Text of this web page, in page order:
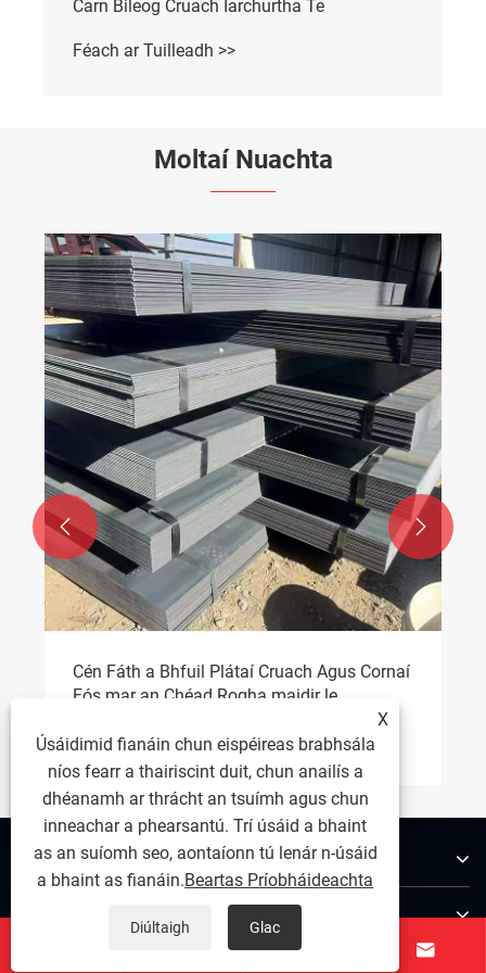
Carn Bileog Cruach Iarchurtha Te
Féach ar Tuilleadh >>
Moltaí Nuachta
Cén Fáth a Bhfuil Plátaí Cruach Agus Cornaí
Fós mar an Chéad Rogha maidir le
Féach ar Tuilleadh >>
 
Maidir Linne
 
X
Úsáidimid fianáin chun eispéireas brabhsála
níos fearr a thairiscint duit, chun anailís a
dhéanamh ar thrácht an tsuímh agus chun
inneachar a phearsantú. Trí úsáid a bhaint
as an suíomh seo, aontaíonn tú lenár n-úsáid
a bhaint as fianáin.Beartas Príobháideachta
Diúltaigh Glac